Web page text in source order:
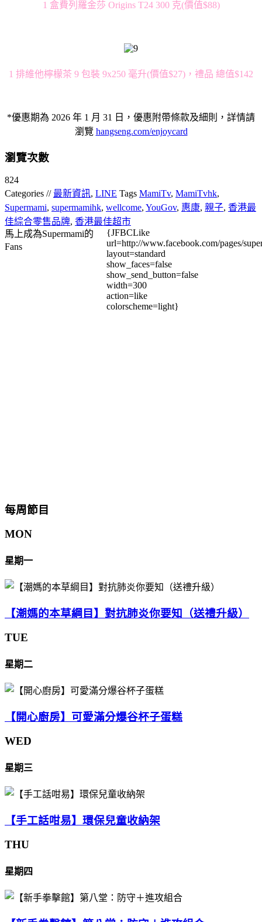
1 盒費列羅金莎 Origins T24 300 克(價值$88)
1 排維他檸檬茶 9 包裝 9x250 毫升(價值$27)，禮品 總值$142
*優惠期為 2026 年 1 月 31 日，優惠附帶條款及細則，詳情請
瀏覽 hangseng.com/enjoycard
瀏覽次數
824
Categories // 最新資訊, LINE Tags MamiTv, MamiTvhk,
Supermami, supermamihk, wellcome, YouGov, 惠康, 親子, 香港最
佳綜合零售品牌, 香港最佳超市
馬上成為Supermami的
Fans
{JFBCLike
url=http://www.facebook.com/pages/
layout=standard
show_faces=false
show_send_button=false
width=300
action=like
colorscheme=light}
每周節目
MON
星期一
【潮媽的本草綱目】對抗肺炎你要知（送禮升級）
TUE
星期二
【開心廚房】可愛滿分爆谷杯子蛋糕
WED
星期三
【手工話咁易】環保兒童收納架
THU
星期四